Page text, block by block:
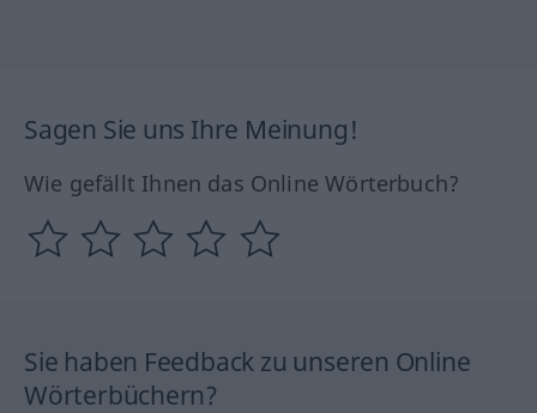
Sagen Sie uns Ihre Meinung!
Wie gefällt Ihnen das Online Wörterbuch?
Sie haben Feedback zu unseren Online
Wörterbüchern?